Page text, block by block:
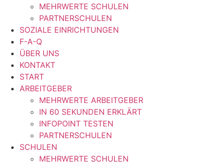
MEHRWERTE SCHULEN
PARTNERSCHULEN
SOZIALE EINRICHTUNGEN
F-A-Q
ÜBER UNS
KONTAKT
START
ARBEITGEBER
MEHRWERTE ARBEITGEBER
IN 60 SEKUNDEN ERKLÄRT
INFOPOINT TESTEN
PARTNERSCHULEN
SCHULEN
MEHRWERTE SCHULEN